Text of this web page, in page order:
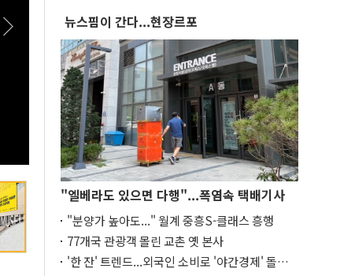
[스팟Live] "결혼을 하니까 월세가 올라"...68만
유튜버가 오세훈에게 꺼낸 얘기는? | 26.08.06
서울시 부동산 대토론회
뉴스핌이 간다...현장르포
"엘베라도 있으면 다행"...폭염속 택배기사
"분양가 높아도..." 월계 중흥S-클래스 흥행
77개국 관광객 몰린 교촌 옛 본사
'한 잔' 트렌드...외국인 소비로 '야간경제' 돌파